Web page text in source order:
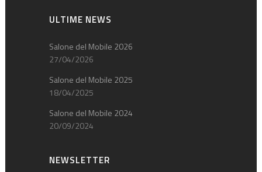
ULTIME NEWS
Salone del Mobile 2026
27/04/2026
Salone del Mobile 2025
18/04/2025
Salone del Mobile 2024
20/09/2024
NEWSLETTER